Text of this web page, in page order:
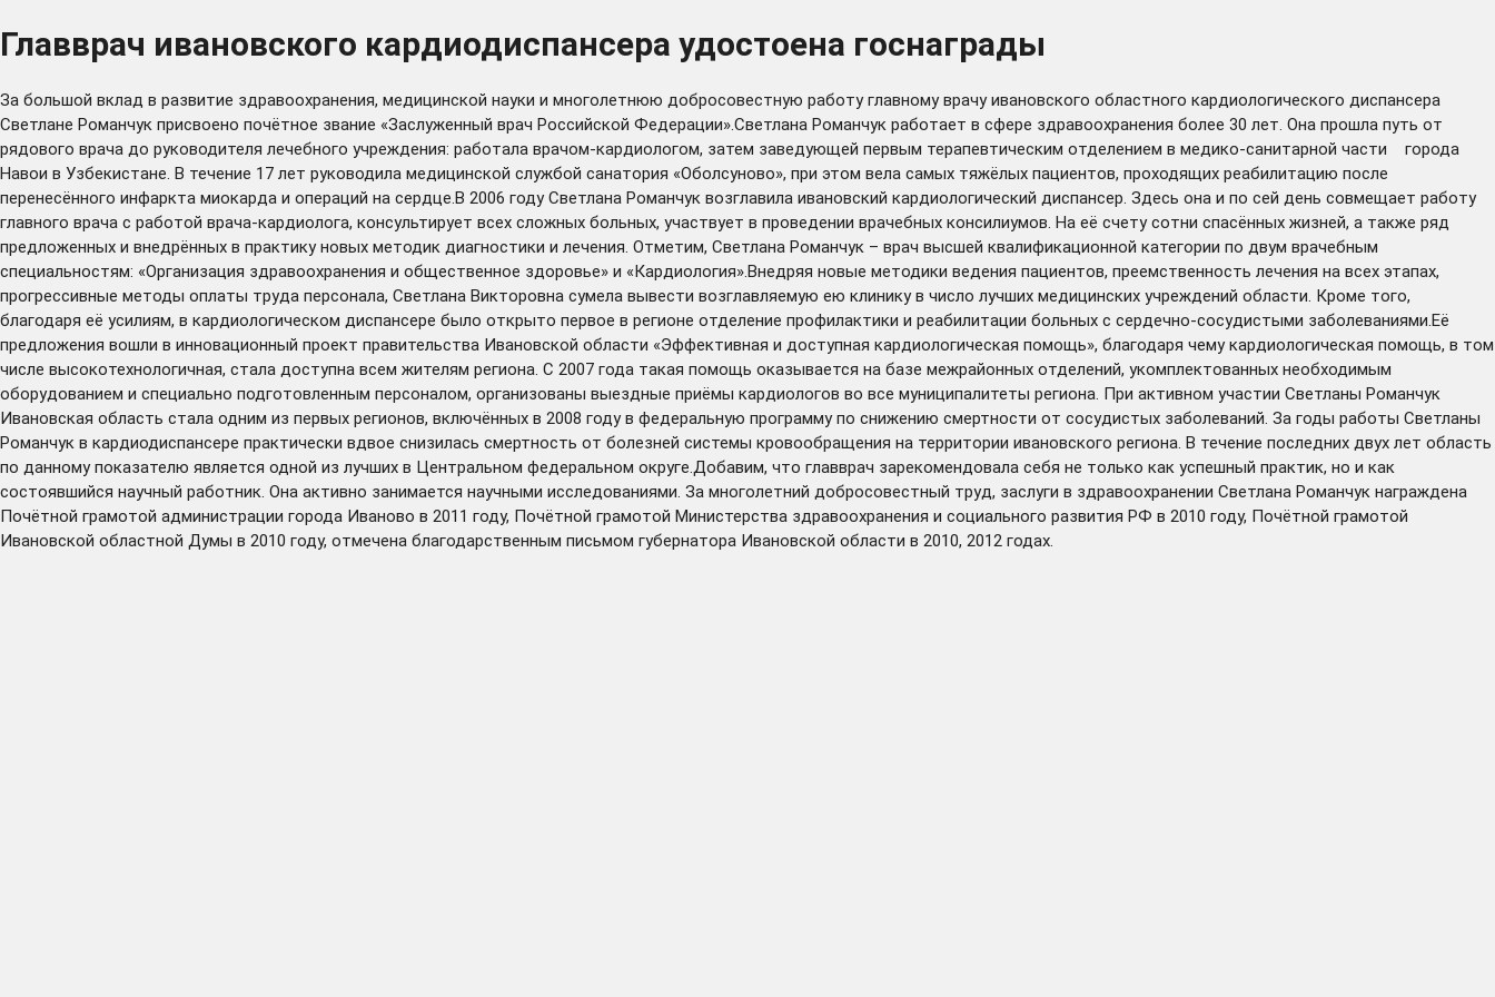
Главврач ивановского кардиодиспансера удостоена госнаграды
За большой вклад в развитие здравоохранения, медицинской науки и многолетнюю добросовестную работу главному врачу ивановского областного кардиологического диспансера
Светлане Романчук присвоено почётное звание «Заслуженный врач Российской Федерации».Светлана Романчук работает в сфере здравоохранения более 30 лет. Она прошла путь от
рядового врача до руководителя лечебного учреждения: работала врачом-кардиологом, затем заведующей первым терапевтическим отделением в медико-санитарной части города
Навои в Узбекистане. В течение 17 лет руководила медицинской службой санатория «Оболсуново», при этом вела самых тяжёлых пациентов, проходящих реабилитацию после
перенесённого инфаркта миокарда и операций на сердце.В 2006 году Светлана Романчук возглавила ивановский кардиологический диспансер. Здесь она и по сей день совмещает работу
главного врача с работой врача-кардиолога, консультирует всех сложных больных, участвует в проведении врачебных консилиумов. На её счету сотни спасённых жизней, а также ряд
предложенных и внедрённых в практику новых методик диагностики и лечения. Отметим, Светлана Романчук – врач высшей квалификационной категории по двум врачебным
специальностям: «Организация здравоохранения и общественное здоровье» и «Кардиология».Внедряя новые методики ведения пациентов, преемственность лечения на всех этапах,
прогрессивные методы оплаты труда персонала, Светлана Викторовна сумела вывести возглавляемую ею клинику в число лучших медицинских учреждений области. Кроме того,
благодаря её усилиям, в кардиологическом диспансере было открыто первое в регионе отделение профилактики и реабилитации больных с сердечно-сосудистыми заболеваниями.Её
предложения вошли в инновационный проект правительства Ивановской области «Эффективная и доступная кардиологическая помощь», благодаря чему кардиологическая помощь, в том
числе высокотехнологичная, стала доступна всем жителям региона. С 2007 года такая помощь оказывается на базе межрайонных отделений, укомплектованных необходимым
оборудованием и специально подготовленным персоналом, организованы выездные приёмы кардиологов во все муниципалитеты региона. При активном участии Светланы Романчук
Ивановская область стала одним из первых регионов, включённых в 2008 году в федеральную программу по снижению смертности от сосудистых заболеваний. За годы работы Светланы
Романчук в кардиодиспансере практически вдвое снизилась смертность от болезней системы кровообращения на территории ивановского региона. В течение последних двух лет область
по данному показателю является одной из лучших в Центральном федеральном округе.Добавим, что главврач зарекомендовала себя не только как успешный практик, но и как
состоявшийся научный работник. Она активно занимается научными исследованиями. За многолетний добросовестный труд, заслуги в здравоохранении Светлана Романчук награждена
Почётной грамотой администрации города Иваново в 2011 году, Почётной грамотой Министерства здравоохранения и социального развития РФ в 2010 году, Почётной грамотой
Ивановской областной Думы в 2010 году, отмечена благодарственным письмом губернатора Ивановской области в 2010, 2012 годах.